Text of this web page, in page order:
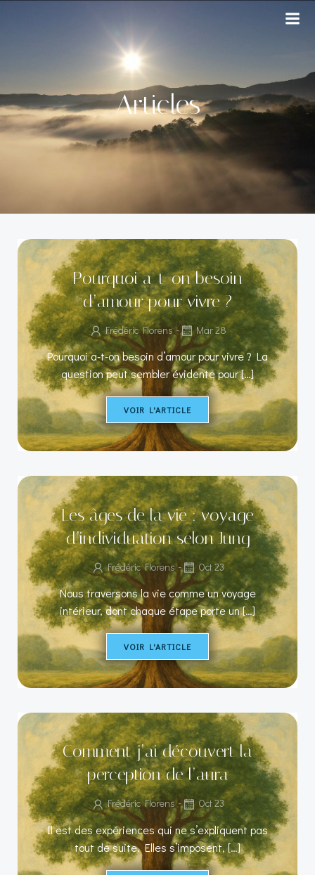
Articles
Pourquoi a-t-on besoin
d’amour pour vivre ?
Frédéric Florens - Mar 28
Pourquoi a-t-on besoin d’amour pour vivre ? La
question peut sembler évidente pour […]
VOIR L'ARTICLE
Les âges de la vie : voyage
d’individuation selon Jung
Frédéric Florens - Oct 23
Nous traversons la vie comme un voyage
intérieur, dont chaque étape porte un […]
VOIR L'ARTICLE
Comment j’ai découvert la
perception de l’aura
Frédéric Florens - Oct 23
Il est des expériences qui ne s’expliquent pas
tout de suite. Elles s’imposent, […]